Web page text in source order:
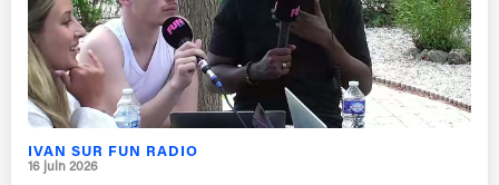
IVAN SUR FUN RADIO
16 juin 2026